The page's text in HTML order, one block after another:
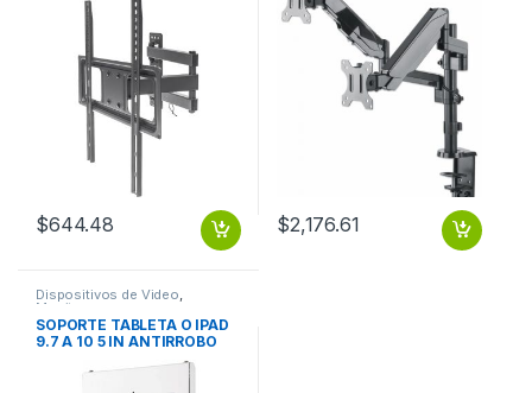
CURVA ARTICULADO 32 A 55
$644.48
ESCRITORIO PISTON
$2,176.61
Dispositivos de Video,
Monitores
SOPORTE TABLETA O IPAD
9.7 A 10 5 IN ANTIRROBO